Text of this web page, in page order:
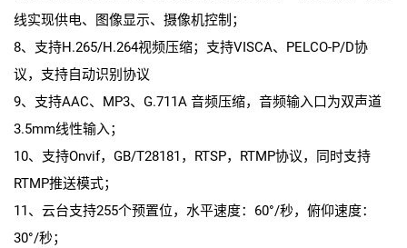
线实现供电、图像显示、摄像机控制；
8、支持H.265/H.264视频压缩；支持VISCA、PELCO-P/D协
议，支持自动识别协议
9、支持AAC、MP3、G.711A 音频压缩，音频输入口为双声道
3.5mm线性输入；
10、支持Onvif，GB/T28181，RTSP，RTMP协议，同时支持
RTMP推送模式；
11、云台支持255个预置位，水平速度：60°/秒，俯仰速度：
30°/秒；